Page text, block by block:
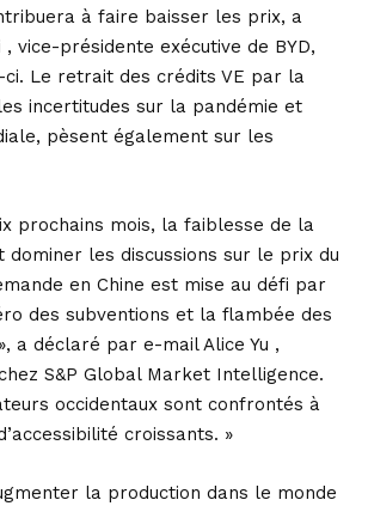
à faire baisser les prix, a
vice-présidente exécutive de BYD,
Le retrait des crédits VE par la
incertitudes sur la pandémie et
pèsent également sur les
prochains mois, la faiblesse de la
dominer les discussions sur le prix du
en Chine est mise au défi par
des subventions et la flambée des
a déclaré par e-mail Alice Yu ,
S&P Global Market Intelligence.
occidentaux sont confrontés à
croissants. »
la production dans le monde